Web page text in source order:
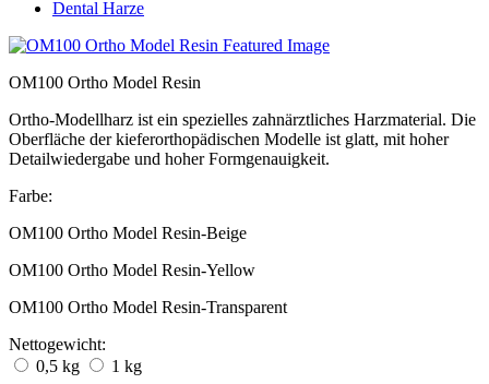
Dental Harze
OM100 Ortho Model Resin
Ortho-Modellharz ist ein spezielles zahnärztliches Harzmaterial. Die
Oberfläche der kieferorthopädischen Modelle ist glatt, mit hoher
Detailwiedergabe und hoher Formgenauigkeit.
Farbe:
OM100 Ortho Model Resin-Beige
OM100 Ortho Model Resin-Yellow
OM100 Ortho Model Resin-Transparent
Nettogewicht:
0,5 kg
1 kg